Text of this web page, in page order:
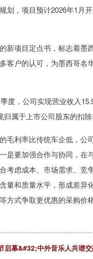
划，项目预计2026年1月
新项目定点书，标志着墨
客户的认可，为墨西哥
度，公司实现营业收入
属于上市公司股东的扣
毛利率比传统车企低，
是要加强合作与协同，
考虑成本、市场需求、
量和质量水平，形成差
方式争取更优惠的采购价格
启幕&#32;中外音乐人共谱